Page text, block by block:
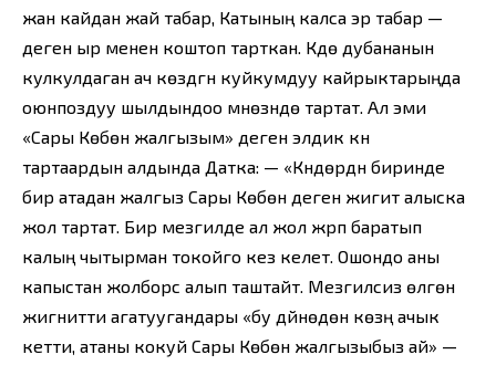
жан кайдан жай табар, Катының калса эр табар —
деген ыр менен коштоп тарткан. Күүдө дубананын
кулкулдаган ач көздүгүн куйкумдуу кайрыктарыңда
оюнпоздуу шылдындоо мүнөзүндө тартат. Ал эми
«Сары Көбөн жалгызым» деген элдик күүнү
тартаардын алдында Датка: — «Күндөрдүн биринде
бир атадан жалгыз Сары Көбөн деген жигит алыска
жол тартат. Бир мезгилде ал жол жүрүп баратып
калың чытырман токойго кез келет. Ошондо аны
капыстан жолборс алып таштайт. Мезгилсиз өлгөн
жигнитти агатуугандары «бу дүйнөдөн көзүң ачык
кетти, атаны кокуй Сары Көбөн жалгызыбыз ай» —